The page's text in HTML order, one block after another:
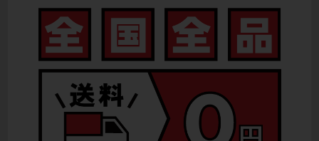
SHIMANO DURA-ACE FD-R9100 / 2速
リアディレイラー
SHIMANO DURA-ACE RD-R9100 / 11速
SHIMANO ULTEGRA CS-R8000 / 11-30T
ブレーキキャリパー